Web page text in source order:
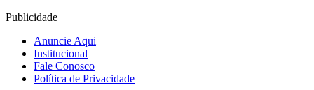
Publicidade
Anuncie Aqui
Institucional
Fale Conosco
Política de Privacidade